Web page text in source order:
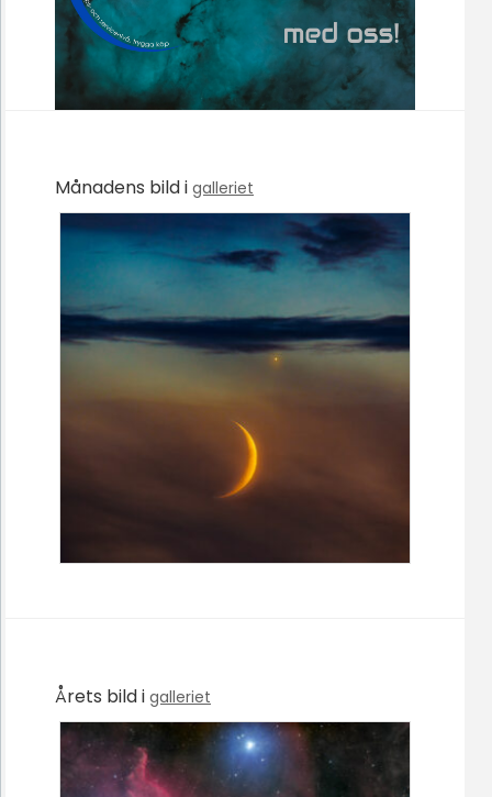
Månadens bild i galleriet
Årets bild i galleriet